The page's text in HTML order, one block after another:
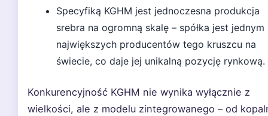
Specyfiką KGHM jest jednoczesna produkcja
srebra na ogromną skalę – spółka jest jednym
największych producentów tego kruszcu na
świecie, co daje jej unikalną pozycję rynkową.
Konkurencyjność KGHM nie wynika wyłącznie z
wielkości, ale z modelu zintegrowanego – od